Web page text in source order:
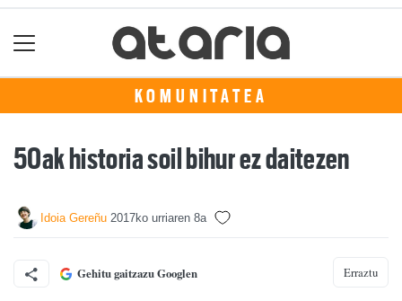
KOMUNITATEA
50ak historia soil bihur ez daitezen
Idoia Gereñu 2017ko urriaren 8a
Gehitu gaitzazu Googlen Erraztu